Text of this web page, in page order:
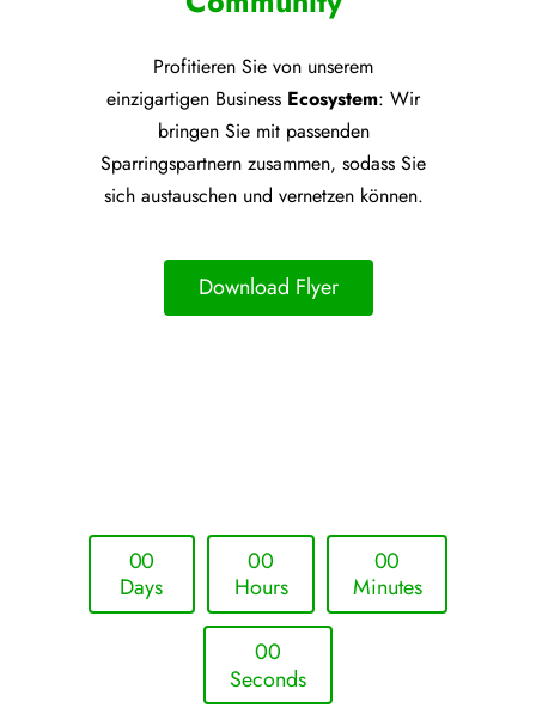
Profitieren Sie von unserem
einzigartigen Business Ecosystem: Wir
bringen Sie mit passenden
Sparringspartnern zusammen, sodass Sie
sich austauschen und vernetzen können.
Download Flyer
00
Days
00
Hours
00
Minutes
00
Seconds